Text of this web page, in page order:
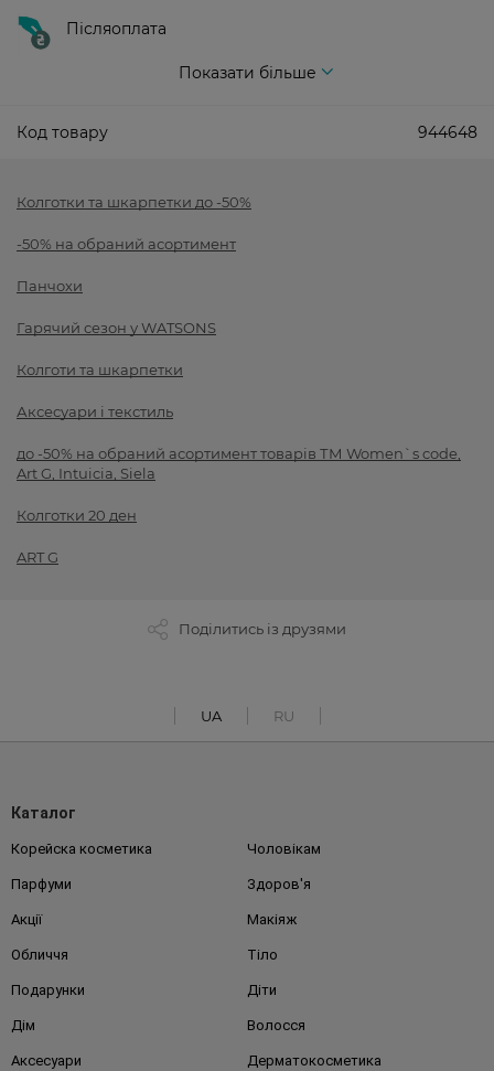
Післяоплата
Показати більше
Код товару 944648
Колготки та шкарпетки до -50%
-50% на обраний асортимент
Панчохи
Гарячий сезон у WATSONS
Колготи та шкарпетки
Аксесуари і текстиль
до -50% на обраний асортимент товарів ТМ Women`s code,
Art G, Intuicia, Siela
Колготки 20 ден
ART G
Поділитись із друзями
UA RU
Каталог
Корейска косметика Чоловікам
Парфуми Здоров'я
Акції Макіяж
Обличчя Тіло
Подарунки Діти
Дім Волосся
Аксесуари Дерматокосметика